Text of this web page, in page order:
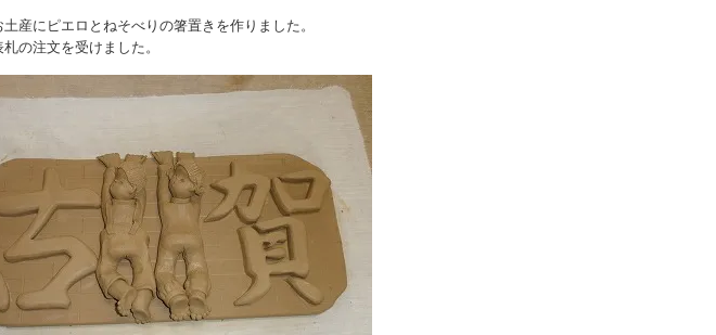
産にピエロとねそべりの箸置きを作りました。
の注文を受けました。